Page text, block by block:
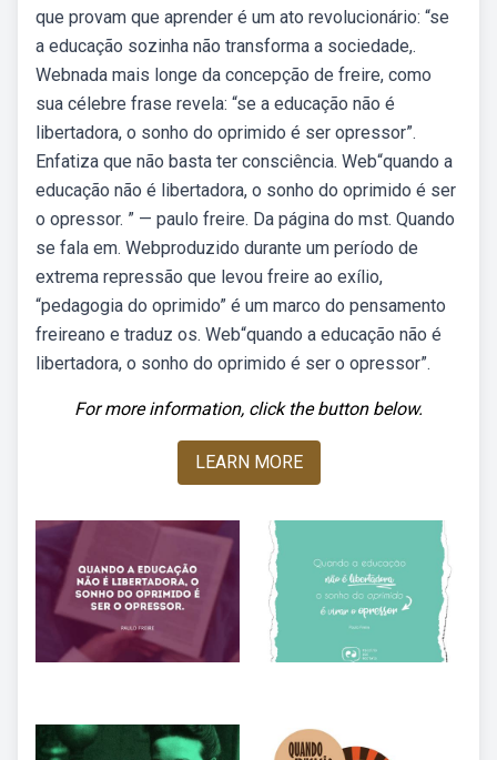
que provam que aprender é um ato revolucionário: “se
a educação sozinha não transforma a sociedade,.
Webnada mais longe da concepção de freire, como
sua célebre frase revela: “se a educação não é
libertadora, o sonho do oprimido é ser opressor”.
Enfatiza que não basta ter consciência. Web“quando a
educação não é libertadora, o sonho do oprimido é ser
o opressor. ” — paulo freire. Da página do mst. Quando
se fala em. Webproduzido durante um período de
extrema repressão que levou freire ao exílio,
“pedagogia do oprimido” é um marco do pensamento
freireano e traduz os. Web“quando a educação não é
libertadora, o sonho do oprimido é ser o opressor”.
For more information, click the button below.
LEARN MORE